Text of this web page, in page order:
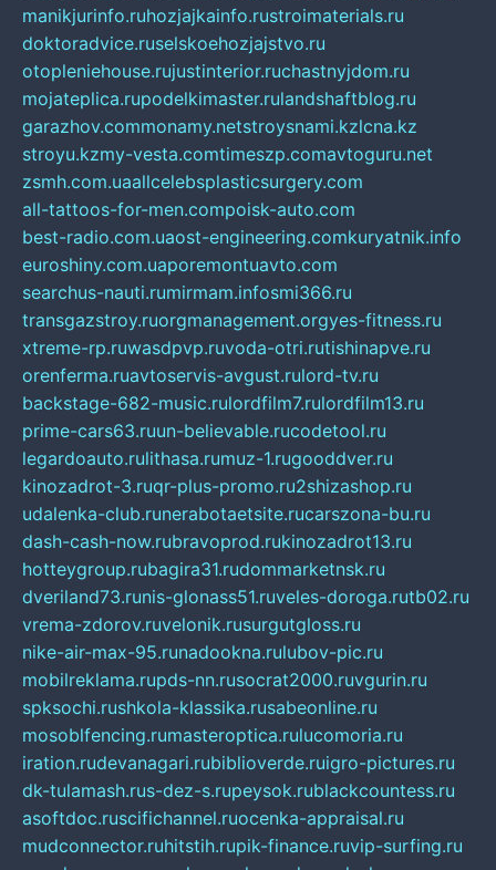
manikjurinfo.ruhozjajkainfo.rustroimaterials.ru
doktoradvice.ruselskoehozjajstvo.ru
otopleniehouse.rujustinterior.ruchastnyjdom.ru
mojateplica.rupodelkimaster.rulandshaftblog.ru
garazhov.commonamy.netstroysnami.kzlcna.kz
stroyu.kzmy-vesta.comtimeszp.comavtoguru.net
zsmh.com.uaallcelebsplasticsurgery.com
all-tattoos-for-men.compoisk-auto.com
best-radio.com.uaost-engineering.comkuryatnik.info
euroshiny.com.uaporemontuavto.com
searchus-nauti.rumirmam.infosmi366.ru
transgazstroy.ruorgmanagement.orgyes-fitness.ru
xtreme-rp.ruwasdpvp.ruvoda-otri.rutishinapve.ru
orenferma.ruavtoservis-avgust.rulord-tv.ru
backstage-682-music.rulordfilm7.rulordfilm13.ru
prime-cars63.ruun-believable.rucodetool.ru
legardoauto.rulithasa.rumuz-1.rugooddver.ru
kinozadrot-3.ruqr-plus-promo.ru2shizashop.ru
udalenka-club.runerabotaetsite.rucarszona-bu.ru
dash-cash-now.rubravoprod.rukinozadrot13.ru
hotteygroup.rubagira31.rudommarketnsk.ru
dveriland73.runis-glonass51.ruveles-doroga.rutb02.ru
vrema-zdorov.ruvelonik.rusurgutgloss.ru
nike-air-max-95.runadookna.rulubov-pic.ru
mobilreklama.rupds-nn.rusocrat2000.ruvgurin.ru
spksochi.rushkola-klassika.rusabeonline.ru
mosoblfencing.rumasteroptica.rulucomoria.ru
iration.rudevanagari.rubiblioverde.ruigro-pictures.ru
dk-tulamash.rus-dez-s.rupeysok.rublackcountess.ru
asoftdoc.ruscifichannel.ruocenka-appraisal.ru
mudconnector.ruhitstih.rupik-finance.ruvip-surfing.ru